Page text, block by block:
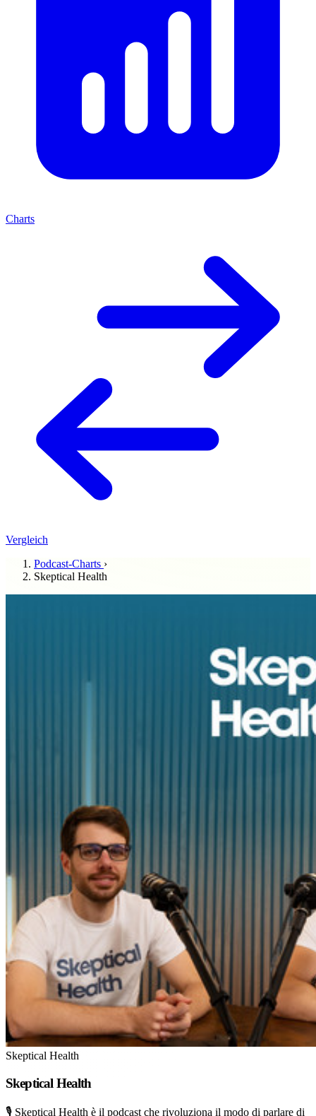
Charts
Vergleich
Podcast-Charts ›
Skeptical Health
Skeptical Health
Skeptical Health
🎙 Skeptical Health è il podcast che rivoluziona il modo di parlare di